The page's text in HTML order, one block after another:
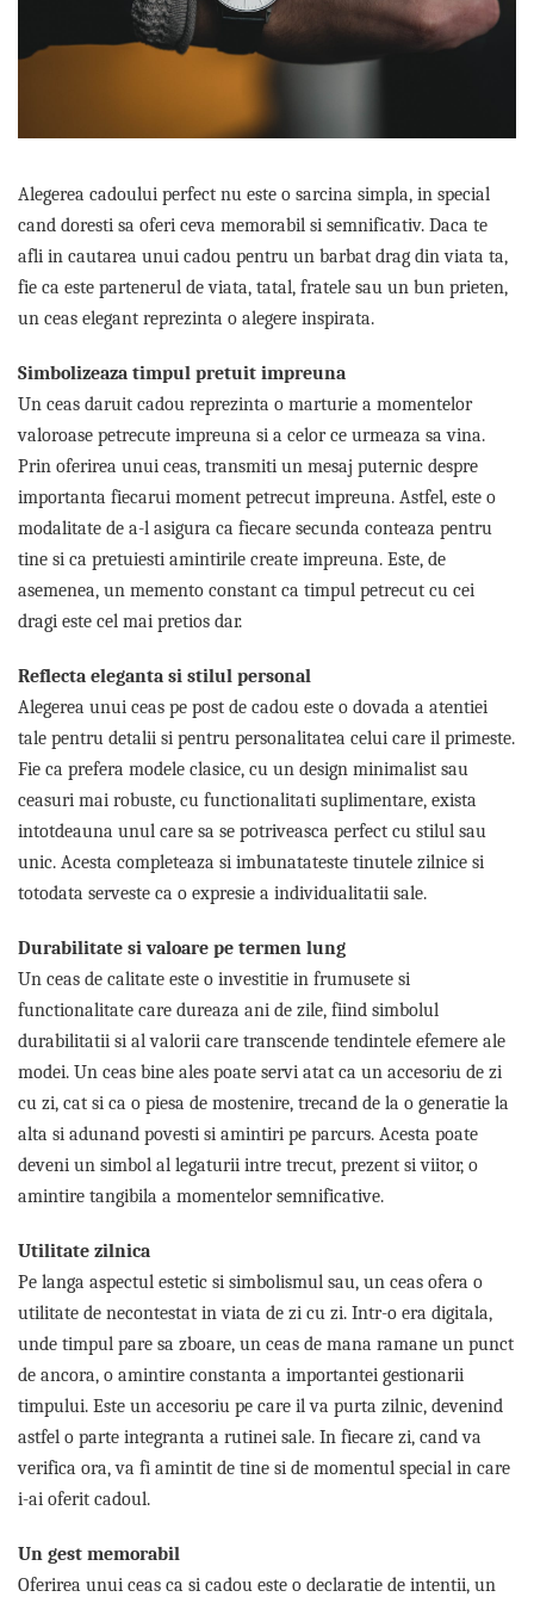
Cadouri personalizate barbati
Cadouri copii
Caciuli copii
Cadouri copii bebelusi 0+
Lenjerii de pat Disney
Cadouri craciun copii
Colectia Disney
Sticlă pentru apa Personalizată
Sepci personalizate
Seturi cadou pentru copii KID's Collection
Lenjerii de pat pentru copii
Cadouri Cuplu
Fashion
Pijamale de dama
Pijamale de barbati
Halate si capoate
Pijamale
WINTER Collection
Halate si pijamale Family
Incaltaminte
Seturi elegante femei
Pijamale de copii
Pijamale BIG SIZE femei
Cadouri ocazii speciale
Tricouri de craciun
Tricouri de cuplu Valentine's Day
Valentine's Day
Cadouri pentru Bunici
Cadouri pentru Nasi si Fini
Cadouri Craciun
Cadouri pentru Mama
Cadouri pentru profesori sau absolventi
Cadouri Back to school
Cadouri de Paște
Cadouri Traditionale Romanesti
8 Martie
Cadouri pentru CUPLU El & Ea
Cadouri Iubitori de animale
Cadouri GRAVIDE
Cadouri Pensionare
Cadouri Colegi, sefi sau angajati
Sepci personalizate
Caserole personalizate sandwich
Sticla de apa personalizata
Agende si caiete personalizate
Alegerea cadoului perfect nu este o sarcina simpla, in special
cand doresti sa oferi ceva memorabil si semnificativ. Daca te
afli in cautarea unui cadou pentru un barbat drag din viata ta,
fie ca este partenerul de viata, tatal, fratele sau un bun prieten,
un ceas elegant reprezinta o alegere inspirata.
Simbolizeaza timpul pretuit impreuna
Un ceas daruit cadou reprezinta o marturie a momentelor
valoroase petrecute impreuna si a celor ce urmeaza sa vina.
Prin oferirea unui ceas, transmiti un mesaj puternic despre
importanta fiecarui moment petrecut impreuna. Astfel, este o
modalitate de a-l asigura ca fiecare secunda conteaza pentru
tine si ca pretuiesti amintirile create impreuna. Este, de
asemenea, un memento constant ca timpul petrecut cu cei
dragi este cel mai pretios dar.
Reflecta eleganta si stilul personal
Alegerea unui ceas pe post de cadou este o dovada a atentiei
tale pentru detalii si pentru personalitatea celui care il primeste.
Fie ca prefera modele clasice, cu un design minimalist sau
ceasuri mai robuste, cu functionalitati suplimentare, exista
intotdeauna unul care sa se potriveasca perfect cu stilul sau
unic. Acesta completeaza si imbunatateste tinutele zilnice si
totodata serveste ca o expresie a individualitatii sale.
Durabilitate si valoare pe termen lung
Un ceas de calitate este o investitie in frumusete si
functionalitate care dureaza ani de zile, fiind simbolul
durabilitatii si al valorii care transcende tendintele efemere ale
modei. Un ceas bine ales poate servi atat ca un accesoriu de zi
cu zi, cat si ca o piesa de mostenire, trecand de la o generatie la
alta si adunand povesti si amintiri pe parcurs. Acesta poate
deveni un simbol al legaturii intre trecut, prezent si viitor, o
amintire tangibila a momentelor semnificative.
Utilitate zilnica
Pe langa aspectul estetic si simbolismul sau, un ceas ofera o
utilitate de necontestat in viata de zi cu zi. Intr-o era digitala,
unde timpul pare sa zboare, un ceas de mana ramane un punct
de ancora, o amintire constanta a importantei gestionarii
timpului. Este un accesoriu pe care il va purta zilnic, devenind
astfel o parte integranta a rutinei sale. In fiecare zi, cand va
verifica ora, va fi amintit de tine si de momentul special in care
i-ai oferit cadoul.
Un gest memorabil
Oferirea unui ceas ca si cadou este o declaratie de intentii, un